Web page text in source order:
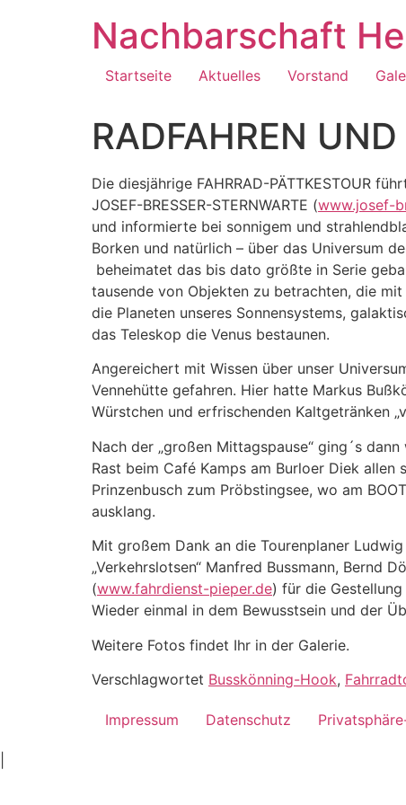
Nachbarschaft
Startseite Aktuelles Vorstand
RADFAHREN
Die diesjährige FAHRRAD-PÄTTKESTOUR
JOSEF-BRESSER-STERNWARTE (www.josef-
und informierte bei sonnigem und
Borken und natürlich – über das Universum
beheimatet das bis dato größte in Serie
tausende von Objekten zu betrachten, die
die Planeten unseres Sonnensystems,
das Teleskop die Venus bestaunen.
Angereichert mit Wissen über unser
Vennehütte gefahren. Hier hatte Markus
Würstchen und erfrischenden Kaltgetränken
Nach der „großen Mittagspause“ ging´s
Rast beim Café Kamps am Burloer Diek
Prinzenbusch zum Pröbstingsee, wo am
ausklang.
Mit großem Dank an die Tourenplaner
„Verkehrslotsen“ Manfred Bussmann, Bernd
(www.fahrdienst-pieper.de) für die
Wieder einmal in dem Bewusstsein und der
Weitere Fotos findet Ihr in der Galerie.
Verschlagwortet Busskönning-Hook,
Impressum Datenschutz